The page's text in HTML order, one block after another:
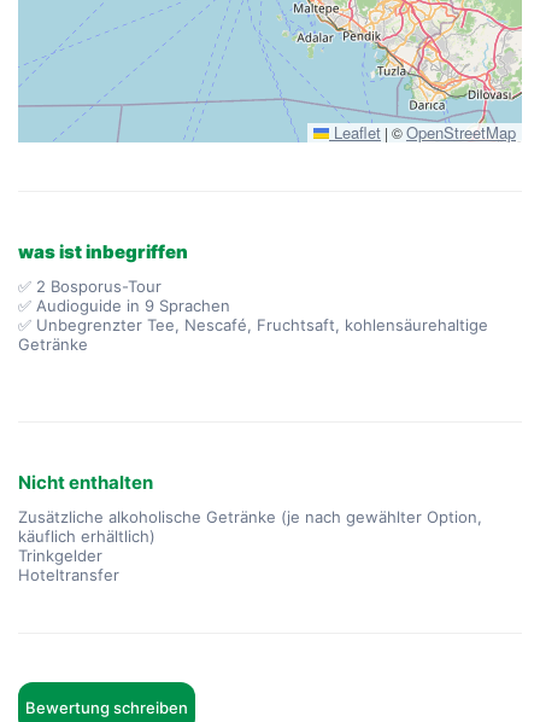
Leaflet | ©OpenStreetMap
was ist inbegriffen
✅ 2 Bosporus-Tour
✅ Audioguide in 9 Sprachen
✅ Unbegrenzter Tee, Nescafé, Fruchtsaft, kohlensäurehaltige
Getränke
Nicht enthalten
Zusätzliche alkoholische Getränke (je nach gewählter Option,
käuflich erhältlich)
Trinkgelder
Hoteltransfer
Bewertung schreiben